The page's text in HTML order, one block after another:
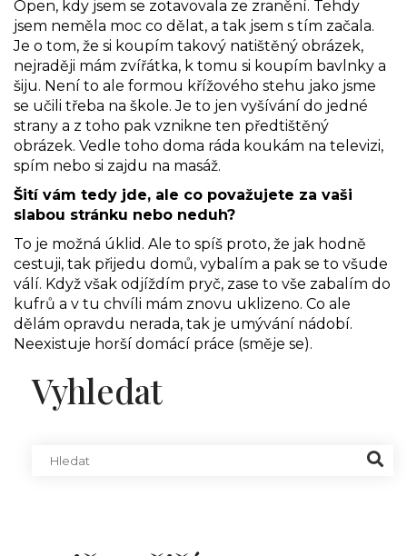
Open, kdy jsem se zotavovala ze zranění. Tehdy
jsem neměla moc co dělat, a tak jsem s tím začala.
Je o tom, že si koupím takový natištěný obrázek,
nejraději mám zvířátka, k tomu si koupím bavlnky a
šiju. Není to ale formou křížového stehu jako jsme
se učili třeba na škole. Je to jen vyšívání do jedné
strany a z toho pak vznikne ten předtištěný
obrázek. Vedle toho doma ráda koukám na televizi,
spím nebo si zajdu na masáž.
Šití vám tedy jde, ale co považujete za vaši
slabou stránku nebo neduh?
To je možná úklid. Ale to spíš proto, že jak hodně
cestuji, tak přijedu domů, vybalím a pak se to všude
válí. Když však odjíždím pryč, zase to vše zabalím do
kufrů a v tu chvíli mám znovu uklizeno. Co ale
dělám opravdu nerada, tak je umývání nádobí.
Neexistuje horší domácí práce (směje se).
Vyhledat